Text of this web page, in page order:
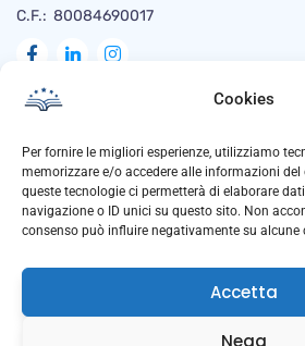
Cookies
Per fornire le migliori esperienze, utilizziamo
memorizzare e/o accedere alle informazioni
queste tecnologie ci permetterà di elaborare
navigazione o ID unici su questo sito. Non
consenso può influire negativamente su alcune
Accetta
Nega
C.F.: 80084690017
Naviga
Privacy Policy